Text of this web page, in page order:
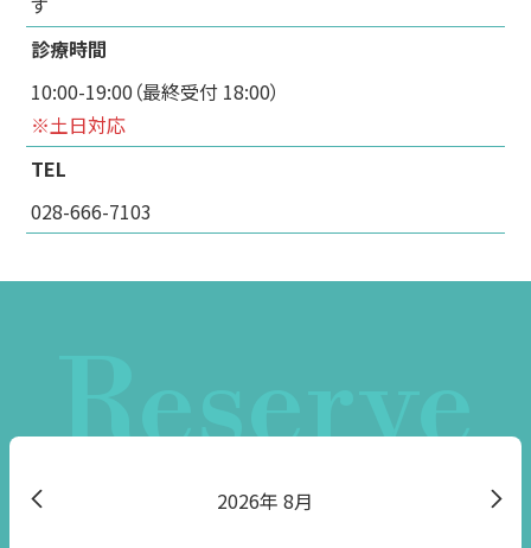
診療時間
10:00-19:00（最終受付 18:00）
※土日対応
TEL
028-666-7103
Reserve
2026 8月